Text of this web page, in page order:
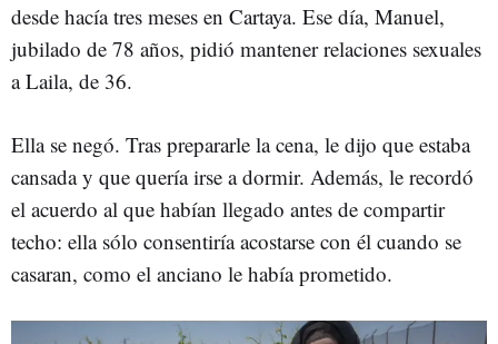
desde hacía tres meses en Cartaya. Ese día, Manuel,
jubilado de 78 años, pidió mantener relaciones sexuales
a Laila, de 36.
Ella se negó. Tras prepararle la cena, le dijo que estaba
cansada y que quería irse a dormir. Además, le recordó
el acuerdo al que habían llegado antes de compartir
techo: ella sólo consentiría acostarse con él cuando se
casaran, como el anciano le había prometido.